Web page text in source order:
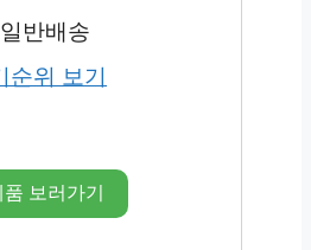
반배송
위 보기
품 보러가기